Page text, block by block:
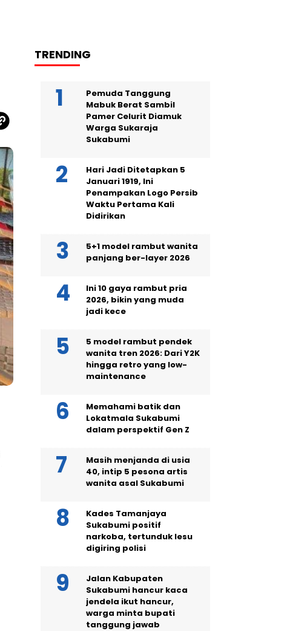
TRENDING
Pemuda Tanggung
Mabuk Berat Sambil
Pamer Celurit Diamuk
Warga Sukaraja
Sukabumi
Hari Jadi Ditetapkan 5
Januari 1919, Ini
Penampakan Logo Persib
Waktu Pertama Kali
Didirikan
5+1 model rambut wanita
panjang ber-layer 2026
Ini 10 gaya rambut pria
2026, bikin yang muda
jadi kece
5 model rambut pendek
wanita tren 2026: Dari Y2K
hingga retro yang low-
maintenance
Memahami batik dan
Lokatmala Sukabumi
dalam perspektif Gen Z
Masih menjanda di usia
40, intip 5 pesona artis
wanita asal Sukabumi
Kades Tamanjaya
Sukabumi positif
narkoba, tertunduk lesu
digiring polisi
Jalan Kabupaten
Sukabumi hancur kaca
jendela ikut hancur,
warga minta bupati
tanggung jawab